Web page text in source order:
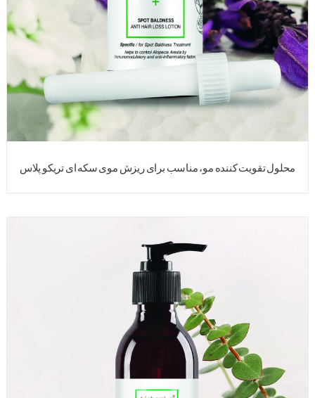
محلول تقویت کننده مو، مناسب برای ریزش موی سکه ای تریکو پلاس